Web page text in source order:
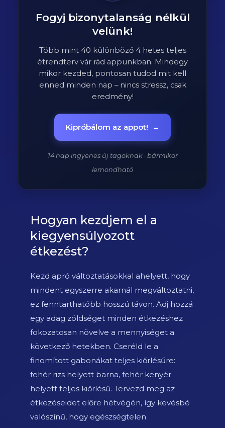
Fogyj bizonytalanság nélkül
velünk!
Több mint 40 különböző 4 hetes teljes
étrendterv vár rád appunkban. Mindegy
mikor kezded, pontosan tudod mit kell
enned minden nap – nincs stressz, csak
eredmény!
Kipróbálom az appot! →
14 nap ingyenes új tagoknak · bármikor
lemondható
Hogyan kezdjem el a
kiegyensúlyozott
étkezést?
Kezd apró változtatásokkal ahelyett, hogy
mindent egyszerre akarnál megváltoztatni,
ez fenntarthatóbb hosszú távon. Adj hozzá
egy adag zöldséget minden étkezéshez
fokozatosan növelve a mennyiséget a
következő hetekben. Cseréld le a
finomított gabonákat teljes kiőrlésűre:
fehér rizs helyett barna, fehér kenyér
helyett teljes kiőrlésű. Tervezd meg az
étkezéseidet előre hétvégén, így kevésbé
valószínű, hogy egészségtelen